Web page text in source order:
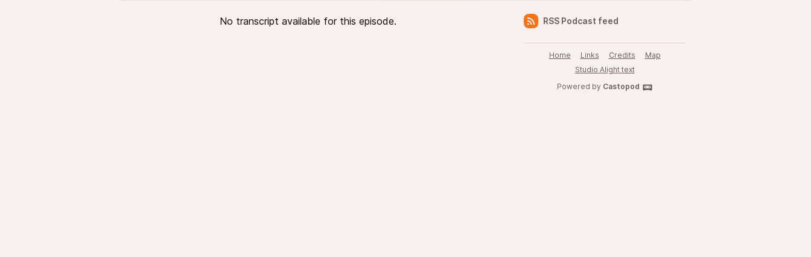
No transcript available for this episode. RSS Podcast feed
Home Links Credits
Map
Studio Alight text
Powered by Castopod